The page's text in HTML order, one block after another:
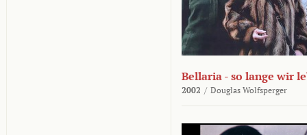
Bellaria - so lange wir
2002 / Douglas Wolfsperger